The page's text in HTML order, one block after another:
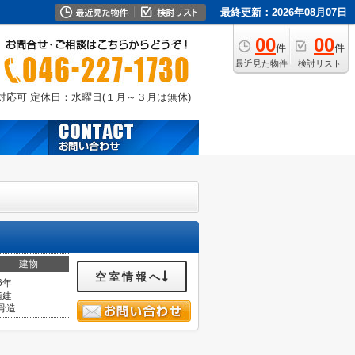
最終更新：2026年08月07日
00件
最近見た物件
00件
検討リスト
応可 定休日：水曜日(１月～３月は無休)
建物
年
建
造
空室情報へ